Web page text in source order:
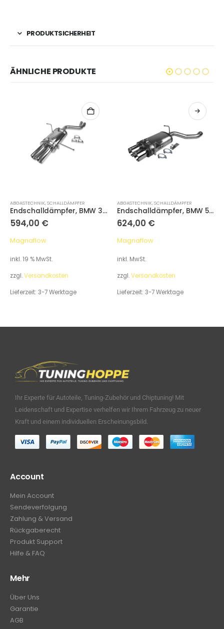
PRODUKTSICHERHEIT
ÄHNLICHE PRODUKTE
ABGASTECHNIK,SCHALLDÄMPFER
Endschalldämpfer, BMW 3er E46 320i 325i + CI
594,00 €
Magnaflow
inkl. 19 % MwSt.
zzgl.Versandkosten
Lieferzeit: 3-7 Werktage
ABGASTECHNIK,SCHALLDÄMPFER
Endschalldämpfer, BMW 5er E39 Touring 520i 525i 528i
624,00 €
Magnaflow
inkl. MwSt.
zzgl.Versandkosten
Lieferzeit: 3-7 Werktage
Ihr Experte für Autoteile, Tuning-Zubehör und Chiptuning! Mit
Leidenschaft und Expertise verhelfen wir Ihrem Fahrzeug zu neuer
Kraft und einem individuellen Erscheinungsbild.
Account
Mein Account
Sendeverfolgung
Zahlung & Versand
Rückgaberecht
Produkt Support
Hilfe & FAQ
Mehr
Über Uns
Garantie
AGB